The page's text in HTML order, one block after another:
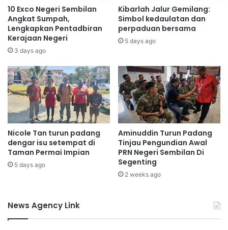
k
p
e
l
a
a
r
B
4
0
a
b
u
n
g
a
e
d
a
h
b
a
h
a
r
n
g
10 Exco Negeri Sembilan
Angkat Sumpah,
Lengkapkan Pentadbiran
Kerajaan Negeri
3 days ago
Kibarlah Jalur Gemilang:
Simbol kedaulatan dan
perpaduan bersama
5 days ago
Nicole Tan turun padang
dengar isu setempat di
Taman Permai Impian
5 days ago
Aminuddin Turun Padang
Tinjau Pengundian Awal
PRN Negeri Sembilan Di
Segenting
2 weeks ago
News Agency Link